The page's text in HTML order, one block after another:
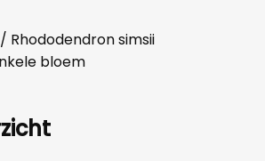
Rhododendron simsii
bloem